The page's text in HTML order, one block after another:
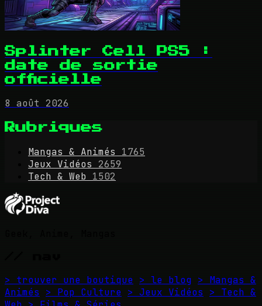
Splinter Cell PS5 :
date de sortie
officielle
8 août 2026
Rubriques
Mangas & Animés
1765
Jeux Vidéos
2659
Tech & Web 1502
> trouver une boutique > le blog > Mangas &
Animés
> Pop Culture > Jeux Vidéos
> Tech &